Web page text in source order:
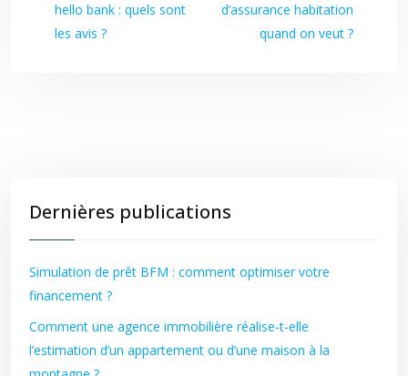
hello bank : quels sont
les avis ?
d’assurance habitation
quand on veut ?
Dernières publications
Simulation de prêt BFM : comment optimiser votre
financement ?
Comment une agence immobilière réalise-t-elle
l’estimation d’un appartement ou d’une maison à la